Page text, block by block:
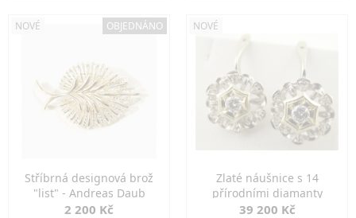
NOVÉ OBJEDNÁNO
Stříbrná designová brož
"list" - Andreas Daub
2 200 Kč
NOVÉ
Zlaté náušnice s 14
přírodními diamanty
39 200 Kč